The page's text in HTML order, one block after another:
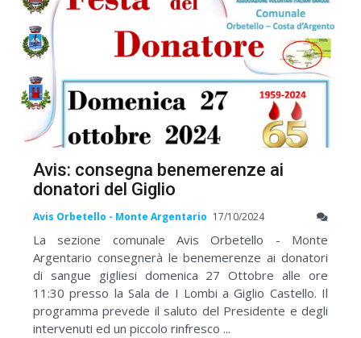
Avis: consegna benemerenze ai
donatori del Giglio
Avis Orbetello - Monte Argentario 17/10/2024
La sezione comunale Avis Orbetello - Monte
Argentario consegnerà le benemerenze ai donatori
di sangue gigliesi domenica 27 Ottobre alle ore
11:30 presso la Sala de I Lombi a Giglio Castello. Il
programma prevede il saluto del Presidente e degli
intervenuti ed un piccolo rinfresco ...